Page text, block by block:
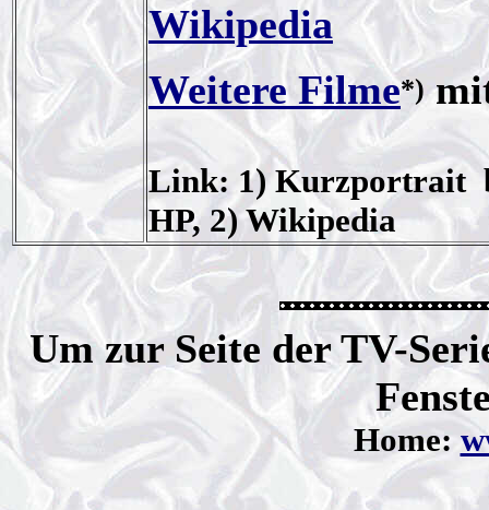
Wikipedia
Weitere Filme*)
Link: 1) Kurzportrait
HP, 2) Wikipedia
Um zur Seite der TV-
Home: